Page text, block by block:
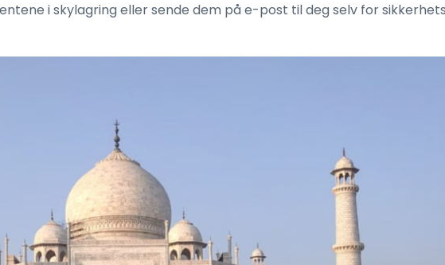
i skylagring eller sende dem på e-post til deg selv for